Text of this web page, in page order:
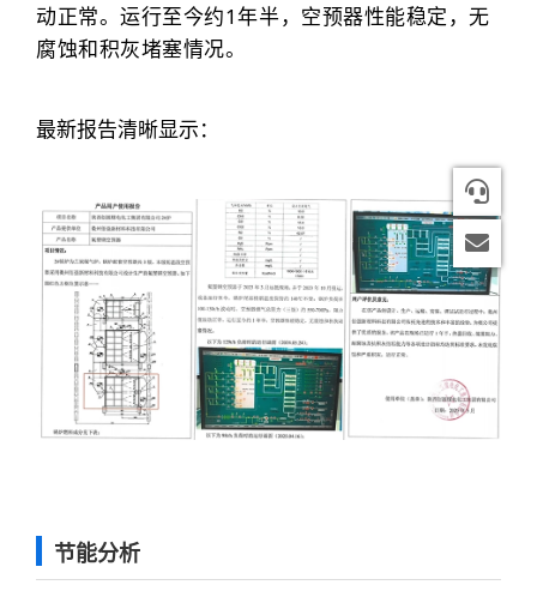
动正常。运行至今约1年半，空预器性能稳定，无
腐蚀和积灰堵塞情况。
最新报告清晰显示：
节能分析